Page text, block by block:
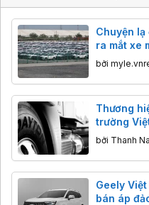
Chuyện
ra mắt xe
bởi
Thương
trường
bởi Thanh
Geely
bán áp